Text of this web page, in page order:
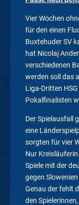
Vier Wochen
für den einen
Buxtehuder SV
hat Nicolaj
verschiedenen
werden soll das
Liga-Dritten
Pokalfinalisten
Der Spielausfall
eine
sorgten für vier
Nur
Spiele mit der
gegen
Genau der fehlt
den